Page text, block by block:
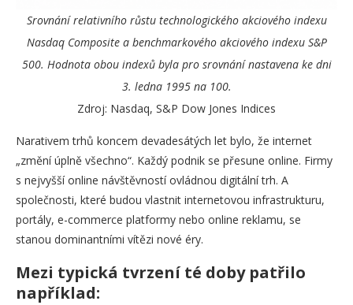
Srovnání relativního růstu technologického akciového indexu
Nasdaq Composite a benchmarkového akciového indexu S&P
500. Hodnota obou indexů byla pro srovnání nastavena ke dni
3. ledna 1995 na 100.
Zdroj: Nasdaq, S&P Dow Jones Indices
Narativem trhů koncem devadesátých let bylo, že internet
„změní úplně všechno“. Každý podnik se přesune online. Firmy
s nejvyšší online návštěvností ovládnou digitální trh. A
společnosti, které budou vlastnit internetovou infrastrukturu,
portály, e-commerce platformy nebo online reklamu, se
stanou dominantními vítězi nové éry.
Mezi typická tvrzení té doby patřilo
například: